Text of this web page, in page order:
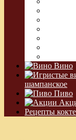
Вино
шампанское
Пиво
Рецепты